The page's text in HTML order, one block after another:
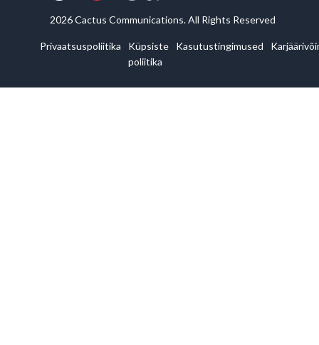
2026 Cactus Communications. All Rights Reserved
Privaatsuspoliitika
Küpsiste
poliitika
Kasutustingimused